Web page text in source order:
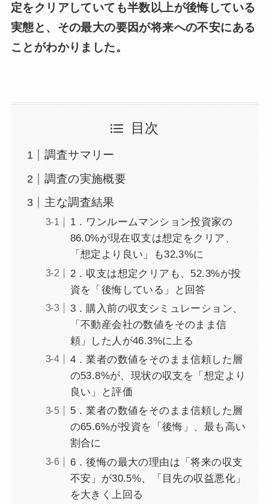
定をクリアしていても半数以上が後悔している
実態と、その最大の要因が将来への不安にある
ことがわかりました。
目次
調査サマリー
調査の実施概要
主な調査結果
1．ワンルームマンション投資家の
86.0%が現在収支は想定をクリア、
「想定より良い」も32.3%に
2．収支は想定クリアも、52.3%が投
資を「後悔している」と回答
3．購入前の収支シミュレーション、
「不動産会社の数値をそのまま信
頼」した人が46.3%に上る
4．業者の数値をそのまま信頼した層
の53.8%が、現状の収支を「想定より
良い」と評価
5．業者の数値をそのまま信頼した層
の65.6%が投資を「後悔」、最も高い
割合に
6．後悔の最大の理由は「将来の収支
不安」が30.5%、「目先の収益悪化」
を大きく上回る